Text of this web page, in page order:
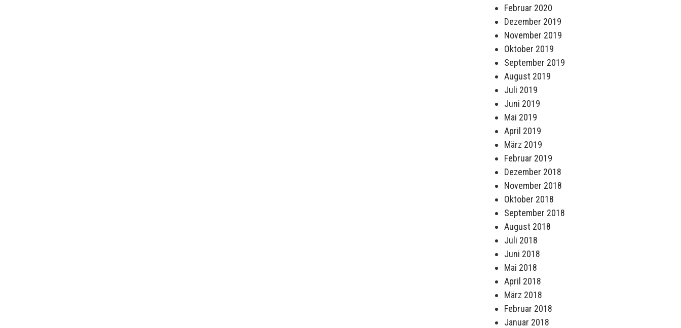
Februar 2020
Dezember 2019
November 2019
Oktober 2019
September 2019
August 2019
Juli 2019
Juni 2019
Mai 2019
April 2019
März 2019
Februar 2019
Dezember 2018
November 2018
Oktober 2018
September 2018
August 2018
Juli 2018
Juni 2018
Mai 2018
April 2018
März 2018
Februar 2018
Januar 2018